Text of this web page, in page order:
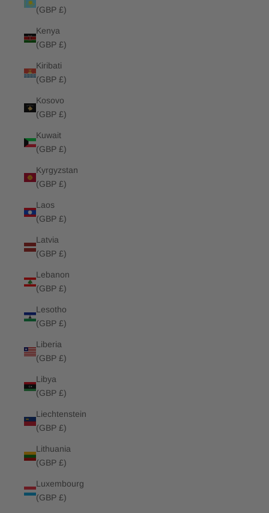
(GBP £)
Kenya
(GBP £)
Kiribati
(GBP £)
Kosovo
(GBP £)
Kuwait
(GBP £)
Kyrgyzstan
(GBP £)
Laos
(GBP £)
Latvia
(GBP £)
Lebanon
(GBP £)
Lesotho
(GBP £)
Liberia
(GBP £)
Libya
(GBP £)
Liechtenstein
(GBP £)
Lithuania
(GBP £)
Luxembourg
(GBP £)